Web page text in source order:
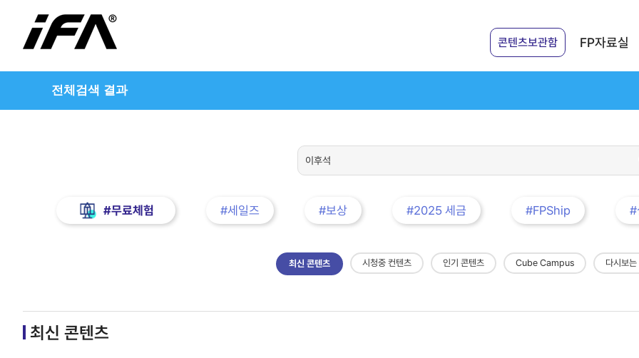
콘텐츠보관함 FP자료실
전체검색 결과
#무료체험 #세일즈 #보상 #2025 세금 #FPShip #
최신 콘텐츠 시청중 컨텐츠 인기 콘텐츠 Cube Campus 다시보
최신 콘텐츠